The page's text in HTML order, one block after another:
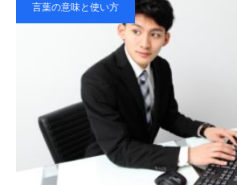
言葉の意味と使い方